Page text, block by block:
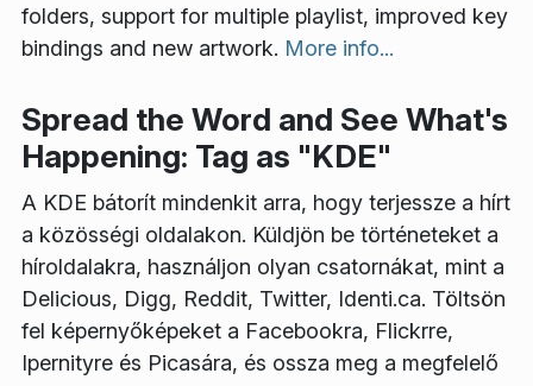
folders, support for multiple playlist, improved key
bindings and new artwork. More info...
Spread the Word and See What's
Happening: Tag as "KDE"
A KDE bátorít mindenkit arra, hogy terjessze a hírt
a közösségi oldalakon. Küldjön be történeteket a
híroldalakra, használjon olyan csatornákat, mint a
Delicious, Digg, Reddit, Twitter, Identi.ca. Töltsön
fel képernyőképeket a Facebookra, Flickrre,
Ipernityre és Picasára, és ossza meg a megfelelő